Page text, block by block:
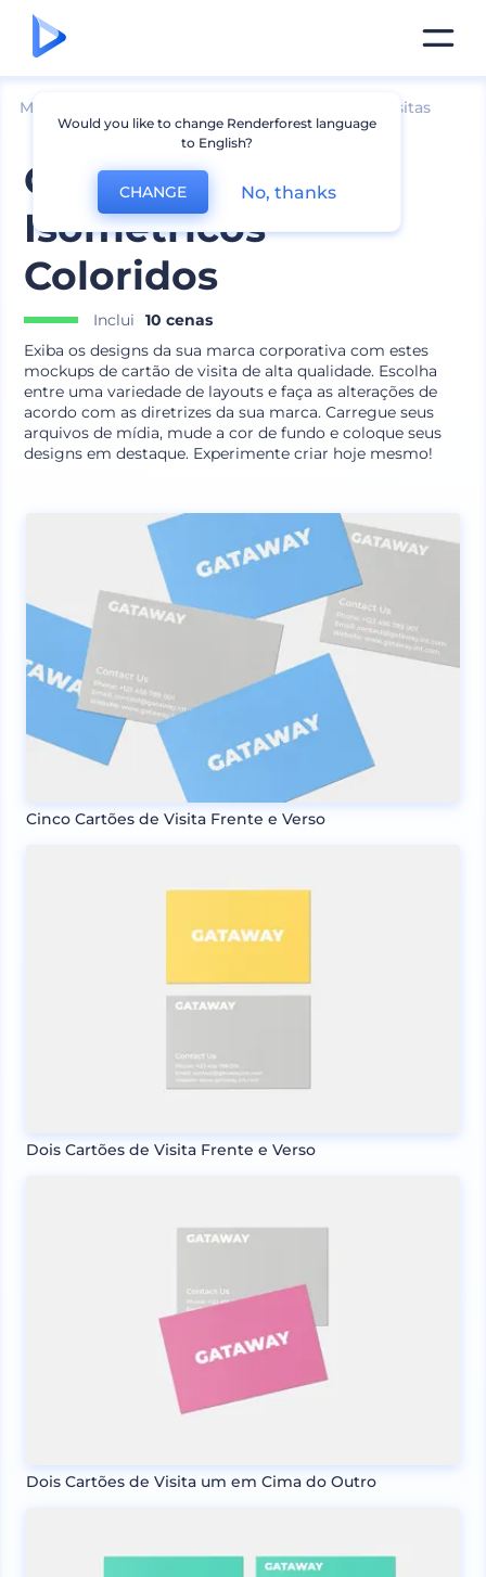
Mockups Mockup de Cartão de Visitas
Cartão de Visita
Isométricos
Coloridos
Inclui
10 cenas
Exiba os designs da sua marca corporativa com estes
mockups de cartão de visita de alta qualidade. Escolha
entre uma variedade de layouts e faça as alterações de
acordo com as diretrizes da sua marca. Carregue seus
arquivos de mídia, mude a cor de fundo e coloque seus
designs em destaque. Experimente criar hoje mesmo!
Cinco Cartões de Visita Frente e Verso
Dois Cartões de Visita Frente e Verso
Dois Cartões de Visita um em Cima do Outro
Would you like to change Renderforest language
to English?
CHANGE No, thanks